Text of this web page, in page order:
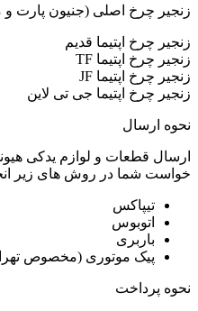
زنجیر چرخ اصلی (جنیون پارت
زنجیر چرخ اپتیما قدیم
زنجیر چرخ اپتیما TF
زنجیر چرخ اپتیما JF
زنجیر چرخ اپتیما جی تی لاین
نحوه ارسال
ارسال قطعات و لوازم یدکی
خواست شما در روش های زیر
تیپاکس
اتوبوس
باربری
پیک موتوری (مخصوص
نحوه پرداخت